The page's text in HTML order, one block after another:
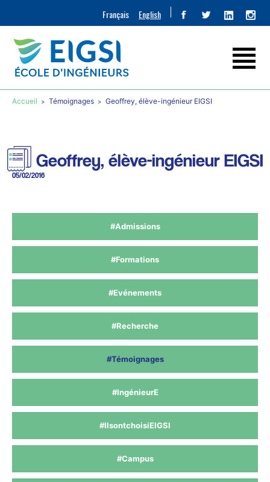
Français English
Accueil Témoignages Geoffrey, élève-ingénieur EIGSI
Geoffrey, élève-ingénieur EIGSI
05/02/2016
#Admissions
#Formations
#Evénements
#Recherche
#Témoignages
#IngénieurE
#IlsontchoisiEIGSI
#Campus